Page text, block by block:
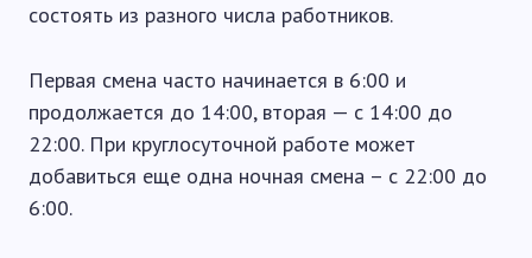
состоять из разного числа работников.
Первая смена часто начинается в 6:00 и
продолжается до 14:00, вторая — с 14:00 до
22:00. При круглосуточной работе может
добавиться еще одна ночная смена – с 22:00 до
6:00.